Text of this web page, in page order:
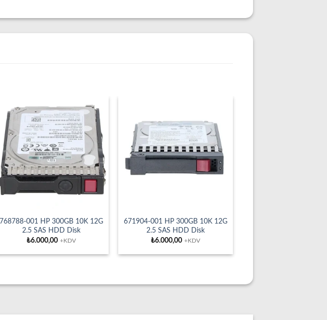
768788-001 HP 300GB 10K 12G
2.5 SAS HDD Disk
₺6.000,00 +KDV
671904-001 HP 300GB 10K 12G
2.5 SAS HDD Disk
₺6.000,00 +KDV